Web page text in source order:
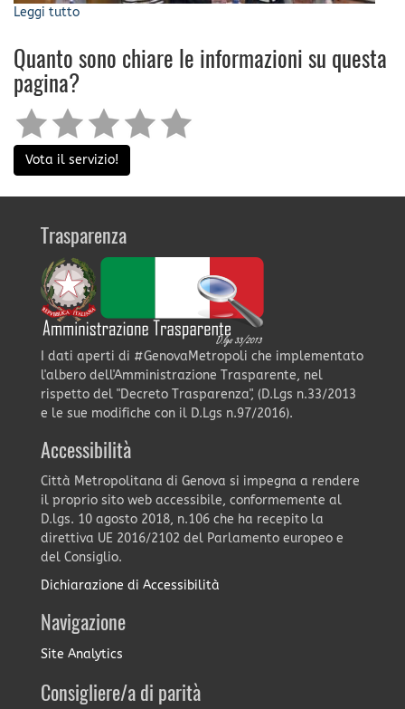
Leggi tutto
Bootcamp
2019:
Bizena,
vincitore
del
concorso
(il
Quanto sono chiare le informazioni su questa
pagina?
Vota il servizio!
Trasparenza
I dati aperti di #GenovaMetropoli che implementato
l'albero dell'Amministrazione Trasparente, nel
rispetto del "Decreto Trasparenza", (D.Lgs n.33/2013
e le sue modifiche con il D.Lgs n.97/2016).
Accessibilità
Città Metropolitana di Genova si impegna a rendere
il proprio sito web accessibile, conformemente al
D.lgs. 10 agosto 2018, n.106 che ha recepito la
direttiva UE 2016/2102 del Parlamento europeo e
del Consiglio.
Dichiarazione di Accessibilità
Navigazione
Site Analytics
Consigliere/a di parità